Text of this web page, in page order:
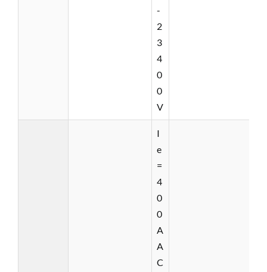
-
2
3
4
0
0
V
I
e
=
4
0
0
A
A
C